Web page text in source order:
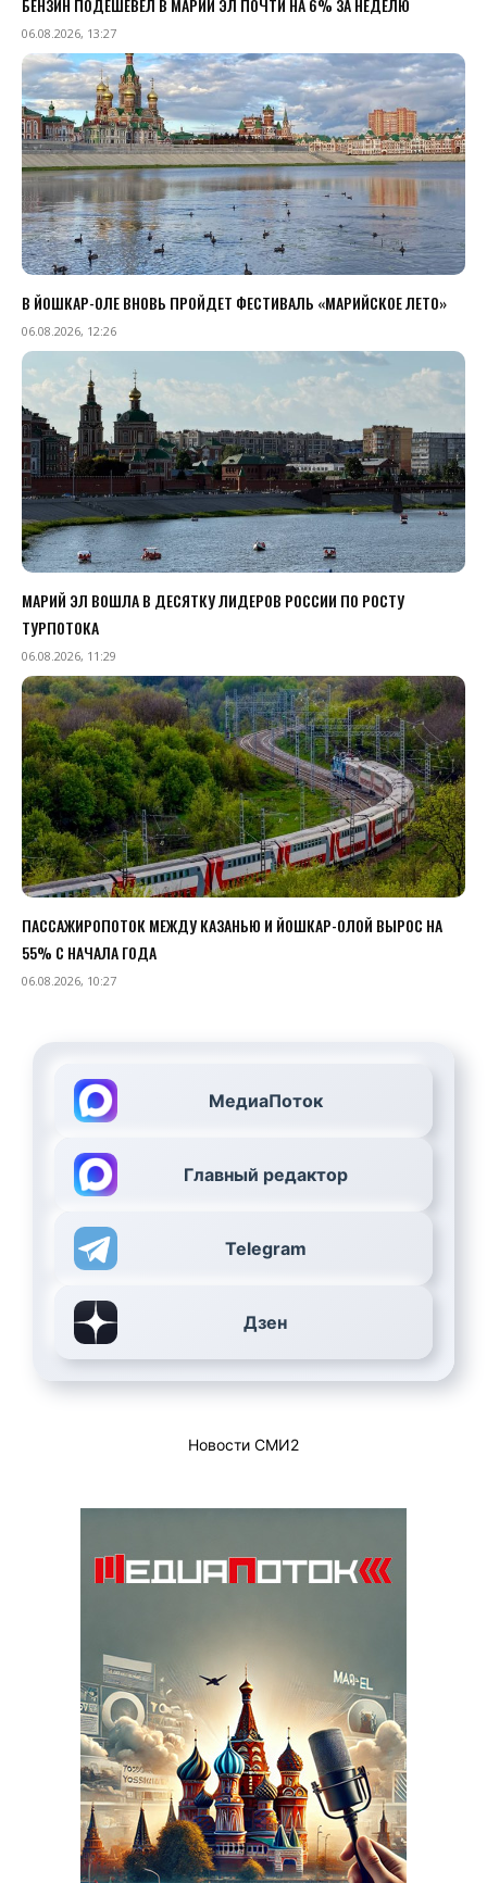
БЕНЗИН ПОДЕШЕВЕЛ В МАРИЙ ЭЛ ПОЧТИ НА 6% ЗА НЕДЕЛЮ
06.08.2026, 13:27
В ЙОШКАР-ОЛЕ ВНОВЬ ПРОЙДЕТ ФЕСТИВАЛЬ «МАРИЙСКОЕ ЛЕТО»
06.08.2026, 12:26
МАРИЙ ЭЛ ВОШЛА В ДЕСЯТКУ ЛИДЕРОВ РОССИИ ПО РОСТУ
ТУРПОТОКА
06.08.2026, 11:29
ПАССАЖИРОПОТОК МЕЖДУ КАЗАНЬЮ И ЙОШКАР-ОЛОЙ ВЫРОС НА
55% С НАЧАЛА ГОДА
06.08.2026, 10:27
МедиаПоток
Главный редактор
Telegram
Дзен
Новости СМИ2